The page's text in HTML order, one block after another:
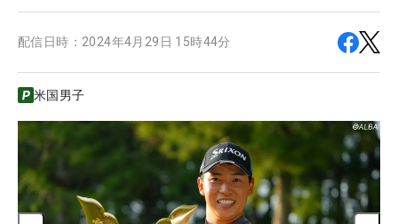
配信日時： 2024年4月29日 15時44分
米国男子